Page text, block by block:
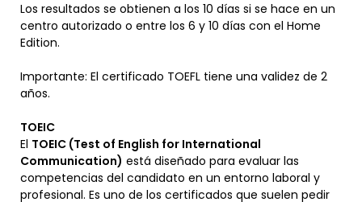
Los resultados se obtienen a los 10 días si se hace en un
centro autorizado o entre los 6 y 10 días con el Home
Edition.
Importante: El certificado TOEFL tiene una validez de 2
años.
TOEIC
El TOEIC (Test of English for International
Communication) está diseñado para evaluar las
competencias del candidato en un entorno laboral y
profesional. Es uno de los certificados que suelen pedir